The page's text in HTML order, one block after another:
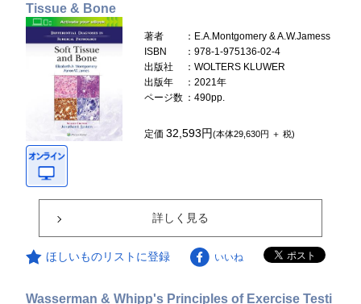
Tissue & Bone
著者
：E.A.Montgomery & A.W.Jamess
ISBN
：978-1-975136-02-4
出版社
：WOLTERS KLUWER
出版年
：2021年
ページ数 ：490pp.
定価32,593円(本体29,630円 ＋ 税)
詳しく見る
ほしいものリストに登録 いいね
Wasserman & Whipp's Principles of Exercise Testi